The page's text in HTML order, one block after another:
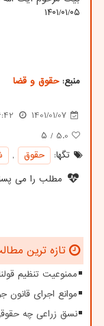
۱۴۰۱/۰۱/۰۵
منبع:حقوق و قضا
1401/01/07
5.0 / ۵
تگها:
حقوق ,
مطلب را می
تازه ترین
ممنوعیت تنظیم
موانع اجرای
نسق زراعی چه